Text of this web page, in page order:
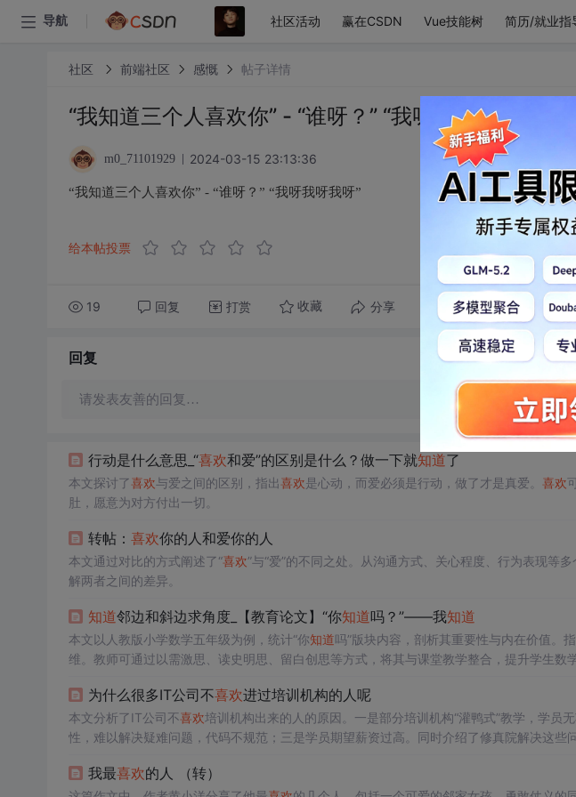
导航 社区活动 赢在CSDN Vue技能树 简历/就业指
社区 前端社区 感慨 帖子详情
“我知道三个人喜欢你” - “谁呀？” “我呀我呀我呀”
m0_71101929 2024-03-15 23:13:36
“我知道三个人喜欢你” - “谁呀？” “我呀我呀我呀”
给本帖投票
19 回复 打赏 收藏 分享 转发到动态 举报
回复
请发表友善的回复…
行动是什么意思_“喜欢和爱”的区别是什么？做一下就知道了
本文探讨了喜欢与爱之间的区别，指出喜欢是心动，而爱必须是行动，做了才是真爱。 喜欢
肚，愿意为对方付出一切。
转帖： 喜欢你的人和爱你的人
本文通过对比的方式阐述了“喜欢”与“爱”的不同之处。从沟通方式、关心程度、行为表现等
解两者之间的差异。
知道邻边和斜边求角度_【教育论文】“你知道吗？”——我知道
本文以人教版小学数学五年级为例，统计“你知道吗”版块内容，剖析其重要性与内在价值。
维。教师可通过以需激思、读史明思、留白创思等方式，将其与课堂教学整合，提升学生数学
为什么很多IT公司不喜欢进过培训机构的人呢
本文分析了IT公司不喜欢培训机构出来的人的原因。一是部分培训机构“灌鸭式”教学，学员
性，难以解决疑难问题，代码不规范；三是学员期望薪资过高。同时介绍了修真院解决这些
我最喜欢的人 （转）